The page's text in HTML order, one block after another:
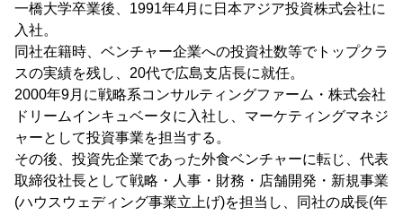
一橋大学卒業後、1991年4月に日本アジア投資株式会社に
入社。
同社在籍時、ベンチャー企業への投資社数等でトップクラ
スの実績を残し、20代で広島支店長に就任。
2000年9月に戦略系コンサルティングファーム・株式会社
ドリームインキュベータに入社し、マーケティングマネジ
ャーとして投資事業を担当する。
その後、投資先企業であった外食ベンチャーに転じ、代表
取締役社長として戦略・人事・財務・店舗開発・新規事業
(ハウスウェディング事業立上げ)を担当し、同社の成長(年